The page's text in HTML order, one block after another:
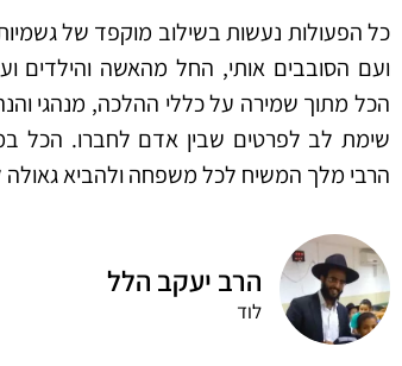
כל הפעולות נעשות בשילוב מוקפד של
ועם הסובבים אותי, החל מהאשה והילדים
הכל מתוך שמירה על כללי ההלכה, מנהגי
שימת לב לפרטים שבין אדם לחברו. הכל
הרבי מלך המשיח לכל משפחה ולהביא גאולה
הרב יעקב הלל
לוד